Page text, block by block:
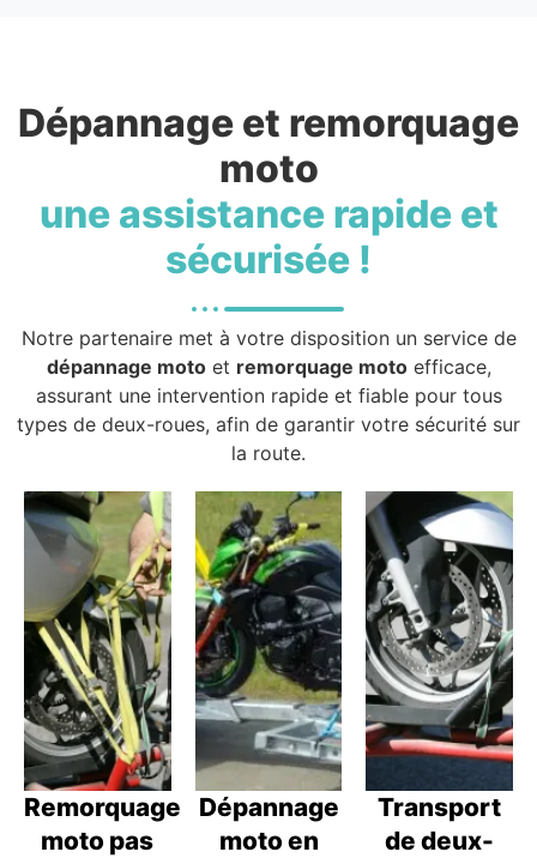
Dépannage et remorquage
moto
une assistance rapide et
sécurisée !
Notre partenaire met à votre disposition un service de
dépannage motoet remorquage motoefficace,
assurant une intervention rapide et fiable pour tous
types de deux-roues, afin de garantir votre sécurité sur
la route.
Remorquage
moto pas
Dépannage
moto en
Transport
de deux-